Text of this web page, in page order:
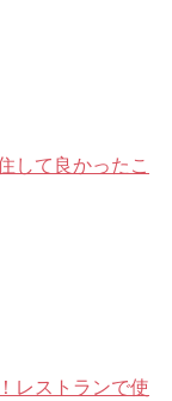
して良かったこ
レストランで使